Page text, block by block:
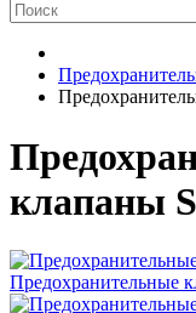
клапаны
Предохранительные